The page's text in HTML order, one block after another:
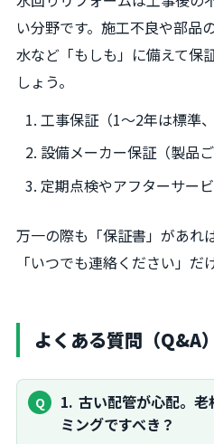
い分野です。施工不良や部品
水など「もしも」に備えて保
しょう。
工事保証（1〜2年は標準
設備メーカー保証（製品ご
定期点検やアフターサー
万一の際も「保証書」があれ
「いつでも連絡ください」だ
よくある質問（Q&A
1 古い配管が心配。
ミングですべき？